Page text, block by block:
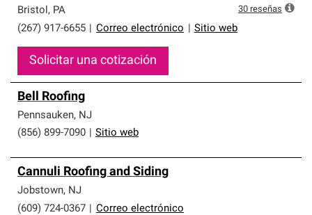
Bristol, PA
(267) 917-6655
Correo electrónico Sitio web
Solicitar una cotización
30 reseñas
Bell Roofing
Pennsauken, NJ
(856) 899-7090
Sitio web
Cannuli Roofing and Siding
Jobstown, NJ
(609) 724-0367
Correo electrónico